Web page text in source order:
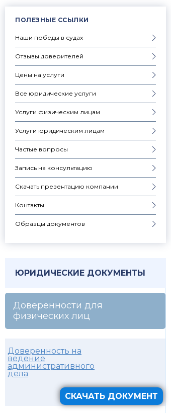
ПОЛЕЗНЫЕ ССЫЛКИ
Наши победы в судах
Отзывы доверителей
Цены на услуги
Все юридические услуги
Услуги физическим лицам
Услуги юридическим лицам
Частые вопросы
Запись на консультацию
Скачать презентацию компании
Контакты
Образцы документов
ЮРИДИЧЕСКИЕ ДОКУМЕНТЫ
Доверенности для
физических лиц
Доверенность на
ведение
административного
дела
СКАЧАТЬ ДОКУМЕНТ